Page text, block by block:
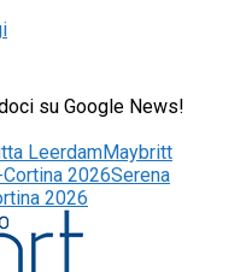
su Google News!
LeerdamMaybritt
2026Serena
2026